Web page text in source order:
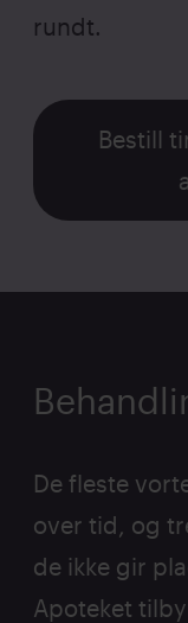
rundt.
Bestill
De fleste
over tid, og
de ikke gir
Apoteket